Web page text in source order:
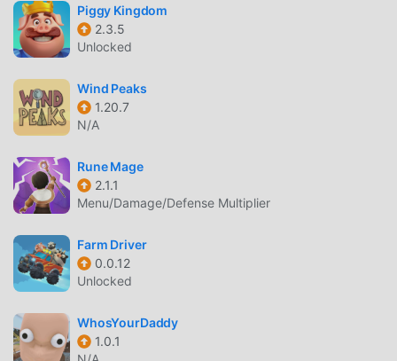
keep your shop open, and enjoy new puzzle levels in any
place at any time!Love playing Ohana Island?Meet us on
our websites and user community for more up-to-date
matching game information and
rewards!https://www.facebook.com/OhanaIsland/ We'd be
happy to answer any of your questions or hear
suggestions. Please email us at contact
info:support@mybogames.com
OHANA ISLAND INTRODUZIONE
Ohana Island Essendo un gioco casual molto popolare di
recente, ha guadagnato molti fan in tutto il mondo che
amano i giochi casual. Se vuoi scaricare questo gioco,
mod apk al mondo, moddroid è la tua scelta migliore.
moddroid non solo ti fornisce l'ultima versione di Ohana
Piggy Kingdom
2.3.5
Unlocked
Wind Peaks
1.20.7
N/A
Rune Mage
2.1.1
Menu/Damage/Defense Multiplier
Farm Driver
0.0.12
Unlocked
WhosYourDaddy
1.0.1